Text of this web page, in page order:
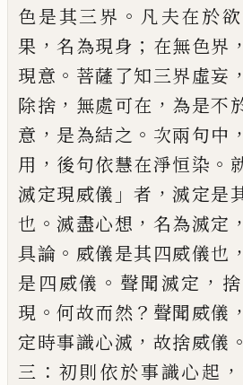
色是其三界 。 凡夫在於
果 ，名為現身 ； 在無色界 ，
現意 。 菩薩了知三界虛妄 ，
除捨 ， 無處可在 ， 為是不
意 ， 是為結之 。 次兩句中
用 ， 後句依慧在淨恒染 。
滅定現威儀 」者 ，滅定是
也 。滅盡心想 ， 名為滅定 ，
具論 。 威儀是其四威儀也
是四威儀 。 聲聞滅定 ，
現 。何故而然 ？ 聲聞威儀
定時事識心滅 ， 故捨威儀 。
三 ： 初則依於事識心起 ，